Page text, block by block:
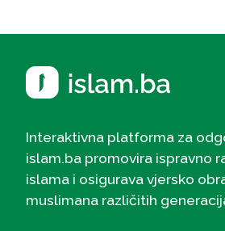
Interaktivna platforma za
islam.ba promovira ispravno
islama i osigurava vjersko
muslimana različitih